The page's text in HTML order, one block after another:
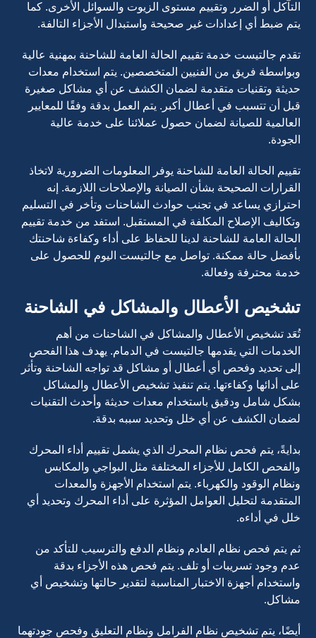
التآكل أو الضرر وتقييم مستوى الزيوت والسوائل الأخرى. كما
يتم ضبط أي إعدادات غير صحيحة واستبدال الأجزاء التالفة.
تقدم جالتيست خدمة تقييم الحالة العامة للشاحنة بمهنية عالية
وبواسطة فريق من الفنيين المتخصصين. يتم استخدام معدات
حديثة وتقنيات متقدمة لضمان الكشف عن أي مشاكل صغيرة
قبل أن تتسبب في أعطال أكبر. يتم العمل بدقة وفقًا للمعايير
العالمية للصيانة لضمان حصول عملائنا على خدمة عالية
الجودة.
تقييم الحالة العامة للشاحنة يوفر المعلومات الضرورية لاتخاذ
القرارات الصحيحة بشأن الصيانة والإصلاحات اللازمة. إنه
احترازي يساعد في تجنب حوادث الشاحنات وتأخر في التسليم
وتكاليف الإصلاح المكلفة في المستقبل. استفد من خدمة تقييم
الحالة العامة للشاحنة لدينا للحفاظ على أداء وكفاءة شاحنتك
بأفضل حالة ممكنة. تواصل مع جالتيست اليوم للحصول على
خدمة محترفة وفعالة.
تشخيص الأعطال والمشاكل في الشاحنة
تُعَد تشخيص الأعطال والمشاكل في الشاحنات من أهم
الخدمات التي يقدمها جالتيست في الدمام. يهدف هذا الفحص
إلى تحديد وفحص أي أعطال أو مشاكل قد تواجه الشاحنة وتأثر
على أدائها وكفاءتها. يتم تنفيذ تشخيص الأعطال والمشاكل
بشكل شامل ودقيق باستخدام معدات حديثة وأحدث التقنيات
لضمان الكشف عن أي خلل وتحديد سببه بدقة.
بدايةً، يتم فحص نظام المحرك الذي يشمل تقييم أداء المحرك
والفحص الكامل للأجزاء المختلفة مثل البواجي والمكابس
ونظام الوقود والكهرباء. يتم استخدام الأجهزة والمعدات
المتقدمة لتحليل العوامل المؤثرة على أداء المحرك وتحديد أي
خلل في أداءه.
ثم يتم فحص نظام العادم ونظام الدفع والترسيب للتأكد من
عدم وجود تسريبات أو تلف. يتم فحص هذه الأجزاء بدقة
واستخدام أجهزة الاختبار المناسبة لتقدير حالتها وتشخيص أي
مشاكل.
أيضًا، يتم تشخيص نظام الفرامل ونظام التعليق وفحص جودتهما